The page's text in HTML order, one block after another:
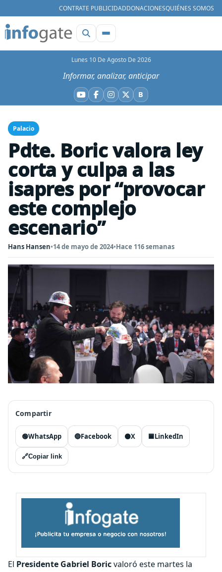
CONTRATE PUBLICIDADDONACIONESQUIÉNES SOMOS
Lunes 10 De Agosto De 2026
Informar, analizar, anticipar
YouTube
Facebook
Instagram
X BBluesky
Palacio
Pdte. Boric valora ley
corta y culpa a las
isapres por “provocar
este complejo
escenario”
Hans Hansen•14 de mayo de 2024•Hace 116 semanas
Compartir
🟢WhatsApp 🔵Facebook ⚫X 🟦LinkedIn
🔗Copiar link
El Presidente Gabriel Boricvaloró este martes la